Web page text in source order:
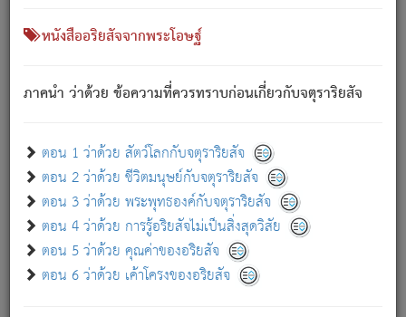
หนังสืออริยสัจจากพระโอษฐ์
ภาคนำ ว่าด้วย ข้อความที่ควรทราบก่อนเกี่ยวกับจตุราริยสัจ
ตอน 1 ว่าด้วย สัตว์โลกกับจตุราริยสัจ
ตอน 2 ว่าด้วย ชีวิตมนุษย์กับจตุราริยสัจ
ตอน 3 ว่าด้วย พระพุทธองค์กับจตุราริยสัจ
ตอน 4 ว่าด้วย การรู้อริยสัจไม่เป็นสิ่งสุดวิสัย
ตอน 5 ว่าด้วย คุณค่าของอริยสัจ
ตอน 6 ว่าด้วย เค้าโครงของอริยสัจ
เขาสำคัญสิ่งใด โดยความเป็นประการใด แต่สิ่งนั้นย่อมเป็น
(ตามที่เป็นจริง) โดยประการอื่นจากที่เขาสำคัญนั้น
สัตว์โลกติดข้องอยู่ในภพ ถูกภพบังหน้าแล้ว มีภพโดยความ
เป็นอย่างอื่น (จากที่มันเป็นอยู่จริง) จึงได้เพลิดเพลินยิ่งนักในภพ
เขาเพลิดเพลินยิ่งนักในสิ่งใด สิ่งนั้นเป็นภัย (ที่เขาไม่รู้จัก)
เขากลัวต่อสิ่งใดสิ่งนั้นเป็นทุกข์
พรหมจรรย์นี้ อันบุคคลย่อมประพฤติ ก็เพื่อการละขาดซึ่ง
ภพ.
สมณะหรือพราหมณ์เหล่าใด กล่าวความหลุดพ้นจากภพว่า
มีได้เพราะภพ เรากล่าวว่า สมณะหรือพราหมณ์ทั้งปวงนั้น
มิใช่ผู้หลดพ้นจากภพ.